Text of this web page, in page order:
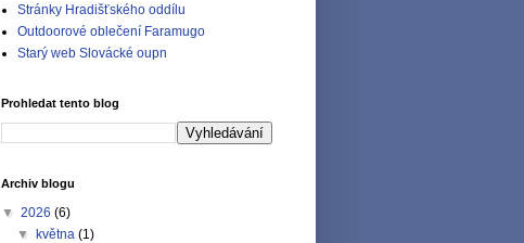
Stránky Hradišťského oddílu
Outdoorové oblečení Faramugo
Starý web Slovácké oupn
Prohledat tento blog
Archiv blogu
▼ 2026 (6)
▼května(1)